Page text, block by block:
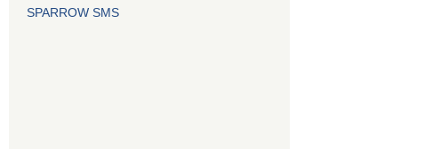
SPARROW SMS